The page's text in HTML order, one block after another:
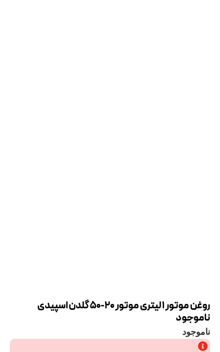
روغن موتور 1 لیتری موتور 20-50 گلدن اسپیدی
ناموجود
ناموجود